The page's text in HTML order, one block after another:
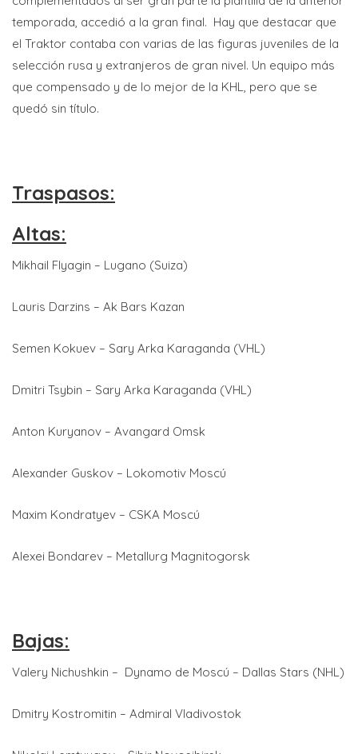
temporada, accedió a la gran final. Hay que destacar que
el Traktor contaba con varias de las figuras juveniles de la
selección rusa y extranjeros de gran nivel. Un equipo más
que compensado y de lo mejor de la KHL, pero que se
quedó sin título.
Traspasos:
Altas:
Mikhail Flyagin – Lugano (Suiza)
Lauris Darzins – Ak Bars Kazan
Semen Kokuev – Sary Arka Karaganda (VHL)
Dmitri Tsybin – Sary Arka Karaganda (VHL)
Anton Kuryanov – Avangard Omsk
Alexander Guskov – Lokomotiv Moscú
Maxim Kondratyev – CSKA Moscú
Alexei Bondarev – Metallurg Magnitogorsk
Bajas:
Valery Nichushkin – Dynamo de Moscú – Dallas Stars (NHL)
Dmitry Kostromitin – Admiral Vladivostok